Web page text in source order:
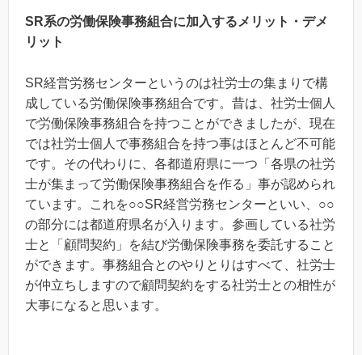
SR系の労働保険事務組合に加入するメリット・デメ
リット
SR経営労務センターというのは社労士の集まりで構
成している労働保険事務組合です。昔は、社労士個人
で労働保険事務組合を持つことができましたが、現在
では社労士個人で事務組合を持つ事はほとんど不可能
です。その代わりに、各都道府県に一つ「各県の社労
士が集まって労働保険事務組合を作る」事が認められ
ています。これを○○SR経営労務センターといい、○○
の部分には都道府県名が入ります。参画している社労
士と「顧問契約」を結び労働保険事務を委託すること
ができます。事務組合とのやりとりはすべて、社労士
が仲立ちしますので顧問契約をする社労士との相性が
大事になると思います。